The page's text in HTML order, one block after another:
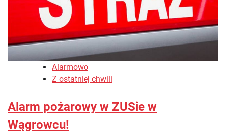
Alarmowo
Z ostatniej chwili
Alarm pożarowy w ZUSie w
Wągrowcu!